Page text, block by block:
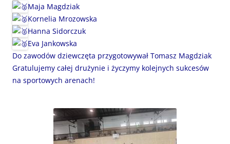
Maja Magdziak
Kornelia Mrozowska
Hanna Sidorczuk
Eva Jankowska
Do zawodów dziewczęta przygotowywał Tomasz Magdziak
Gratulujemy całej drużynie i życzymy kolejnych sukcesów
na sportowych arenach!